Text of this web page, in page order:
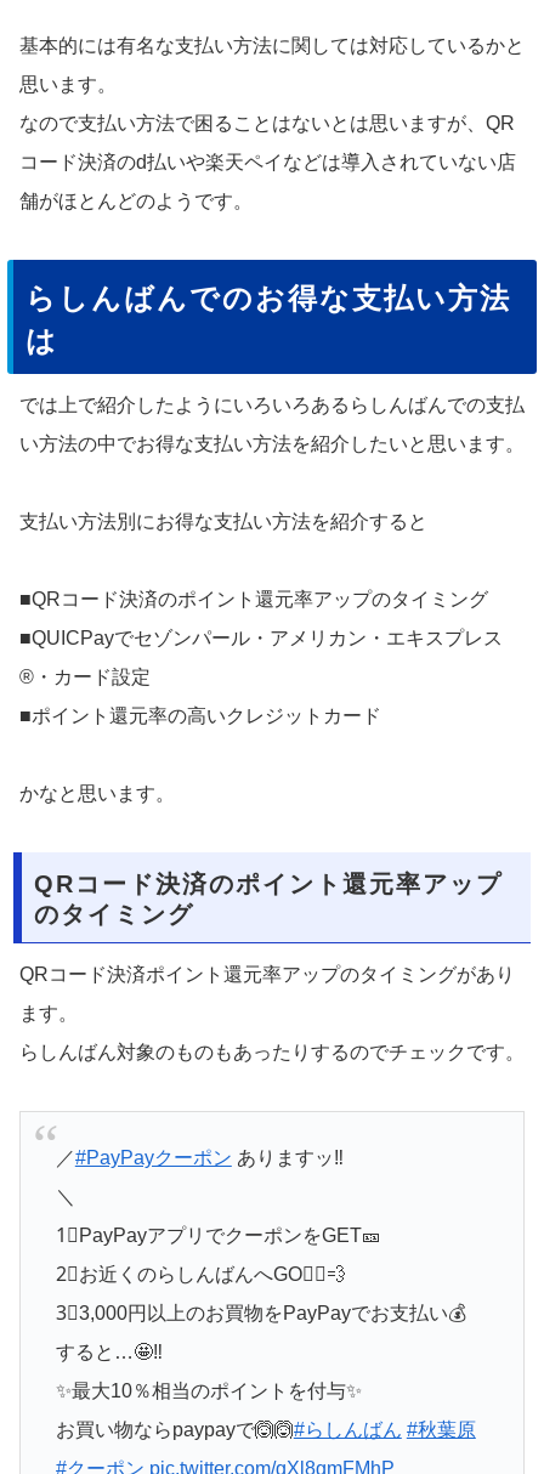
基本的には有名な支払い方法に関しては対応しているかと
思います。
なので支払い方法で困ることはないとは思いますが、QR
コード決済のd払いや楽天ペイなどは導入されていない店
舗がほとんどのようです。
らしんばんでのお得な支払い方法
は
では上で紹介したようにいろいろあるらしんばんでの支払
い方法の中でお得な支払い方法を紹介したいと思います。
支払い方法別にお得な支払い方法を紹介すると
■QRコード決済のポイント還元率アップのタイミング
■QUICPayでセゾンパール・アメリカン・エキスプレス
®・カード設定
■ポイント還元率の高いクレジットカード
かなと思います。
QRコード決済のポイント還元率アップ
のタイミング
QRコード決済ポイント還元率アップのタイミングがあり
ます。
らしんばん対象のものもあったりするのでチェックです。
／#PayPayクーポン ありますッ‼️
＼
1⃣PayPayアプリでクーポンをGET🎫
2⃣お近くのらしんばんへGO🏃‍♀️💨
3⃣3,000円以上のお買物をPayPayでお支払い💰
すると…🤩‼️
✨最大10％相当のポイントを付与✨
お買い物ならpaypayで🙆🙆#らしんばん #秋葉原
#クーポン pic.twitter.com/gXl8gmFMhP